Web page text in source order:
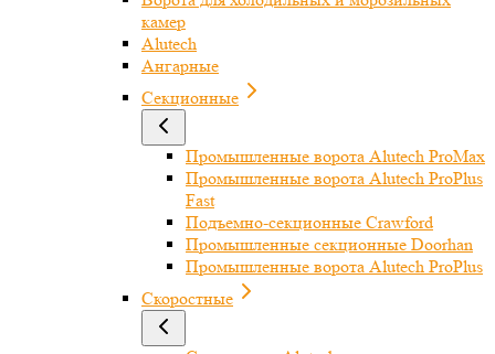
камер
Alutech
Ангарные
Секционные
Промышленные ворота Alutech ProMax
Промышленные ворота Alutech ProPlus
Fast
Подъемно-секционные Crawford
Промышленные секционные Doorhan
Промышленные ворота Alutech ProPlus
Скоростные